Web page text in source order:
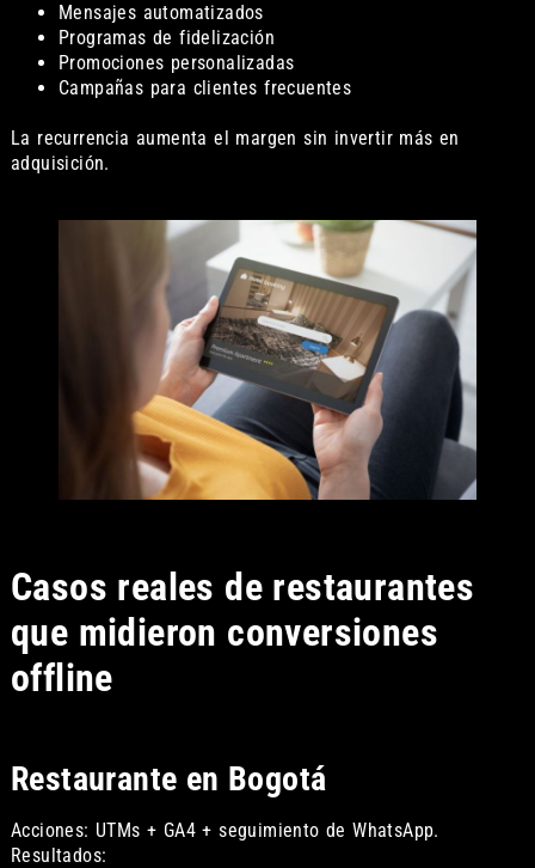
Mensajes automatizados
Programas de fidelización
Promociones personalizadas
Campañas para clientes frecuentes
La recurrencia aumenta el margen sin invertir más en
adquisición.
Casos reales de restaurantes
que midieron conversiones
offline
Restaurante en Bogotá
Acciones: UTMs + GA4 + seguimiento de WhatsApp.
Resultados: